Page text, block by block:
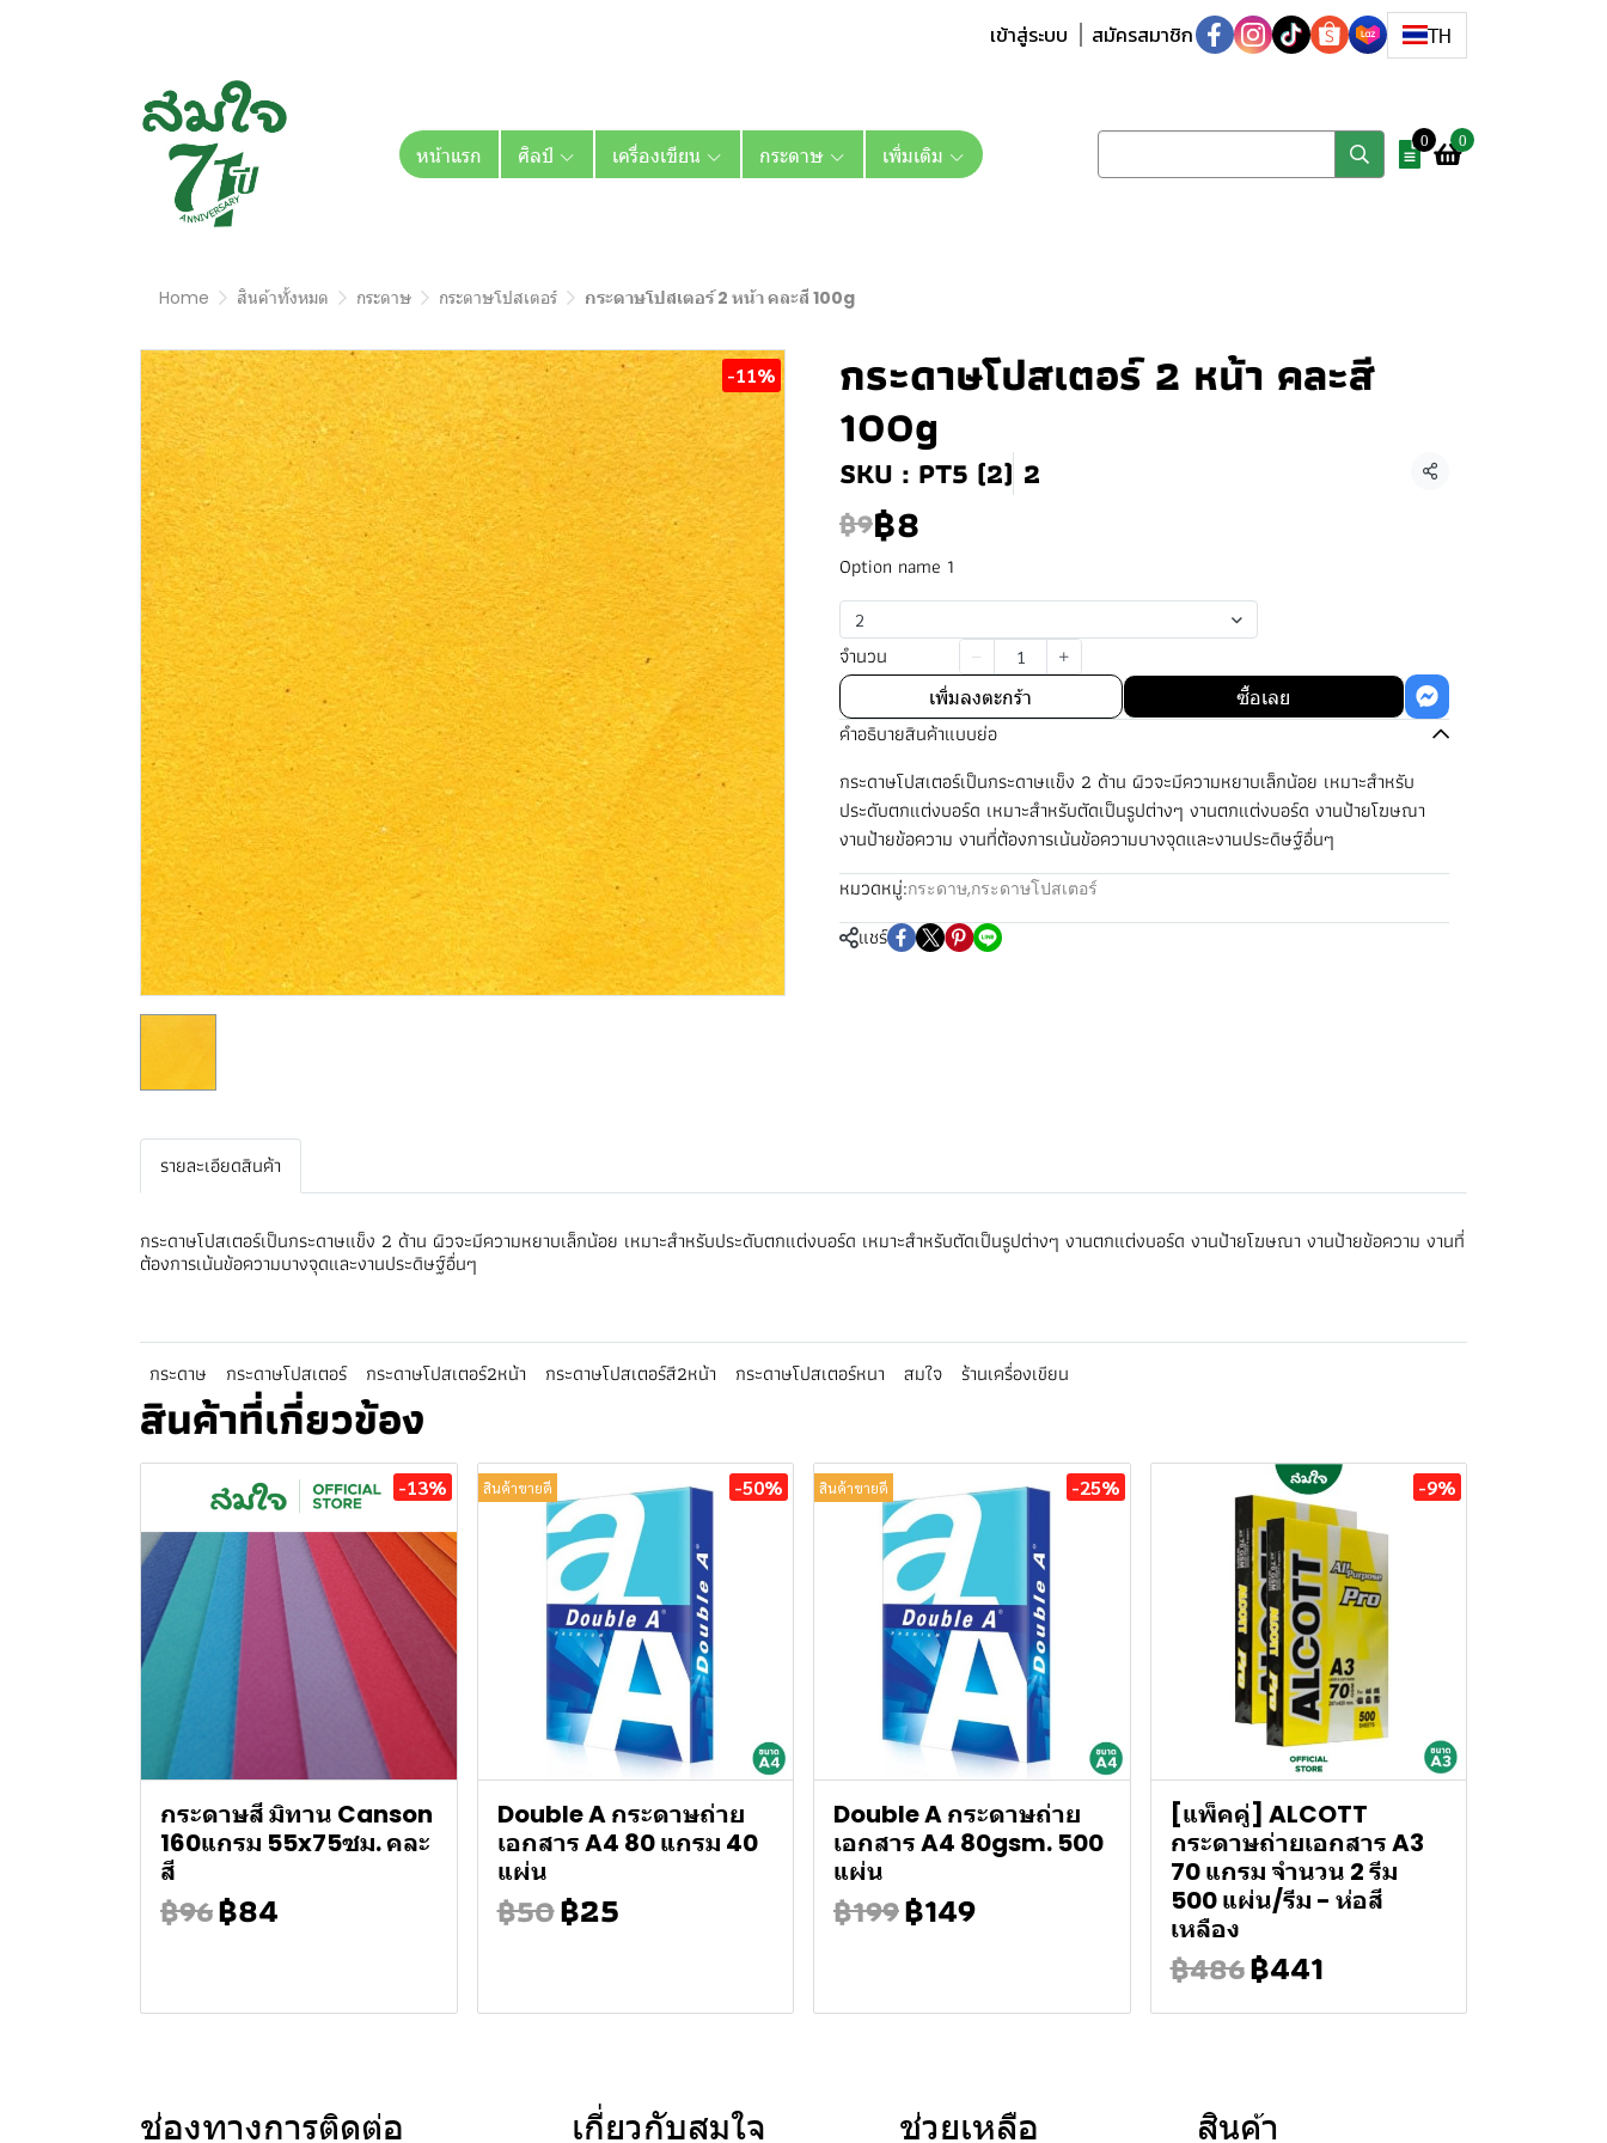
เข้าสู่ระบบ สมัครสมาชิก TH
หน้าแรก ศิลป์ เครื่องเขียน กระดาษ เพิ่มเติม 0 0
Home สินค้าทั้งหมด กระดาษ กระดาษโปสเตอร์ กระดาษโปสเตอร์ 2 หน้า คละสี 100g
-11% กระดาษโปสเตอร์ 2 หน้า คละสี
100g
SKU : PT5 (2) 2 แชร์
฿9฿8
Option name 1
2
จำนวน
เพิ่มลงตะกร้า ซื้อเลย
คำอธิบายสินค้าแบบย่อ
กระดาษโปสเตอร์เป็นกระดาษแข็ง 2 ด้าน ผิวจะมีความหยาบเล็กน้อย เหมาะสำหรับ
ประดับตกแต่งบอร์ด เหมาะสำหรับตัดเป็นรูปต่างๆ งานตกแต่งบอร์ด งานป้ายโฆษณา
งานป้ายข้อความ งานที่ต้องการเน้นข้อความบางจุดและงานประดิษฐ์อื่นๆ
หมวดหมู่:กระดาษ,กระดาษโปสเตอร์
แชร์
รายละเอียดสินค้า
กระดาษโปสเตอร์เป็นกระดาษแข็ง 2 ด้าน ผิวจะมีความหยาบเล็กน้อย เหมาะสำหรับประดับตกแต่งบอร์ด เหมาะสำหรับตัดเป็นรูปต่างๆ งานตกแต่งบอร์ด งานป้ายโฆษณา งานป้ายข้อความ งานที่
ต้องการเน้นข้อความบางจุดและงานประดิษฐ์อื่นๆ
กระดาษ กระดาษโปสเตอร์ กระดาษโปสเตอร์2หน้า กระดาษโปสเตอร์สี2หน้า กระดาษโปสเตอร์หนา สมใจ ร้านเครื่องเขียน
สินค้าที่เกี่ยวข้อง
-13%
กระดาษสี มิทาน Canson
160แกรม 55x75ซม. คละ
สี
฿96฿84
สินค้าขายดี -50%
Double A กระดาษถ่าย
เอกสาร A4 80 แกรม 40
แผ่น
฿50฿25
สินค้าขายดี -25%
Double A กระดาษถ่าย
เอกสาร A4 80gsm. 500
แผ่น
฿199฿149
-9%
[แพ็คคู่] ALCOTT
กระดาษถ่ายเอกสาร A3
70 แกรม จำนวน 2 รีม
500 แผ่น/รีม - ห่อสี
เหลือง
฿486฿441
ช่องทางการติดต่อ เกี่ยวกับสมใจ ช่วยเหลือ สินค้า